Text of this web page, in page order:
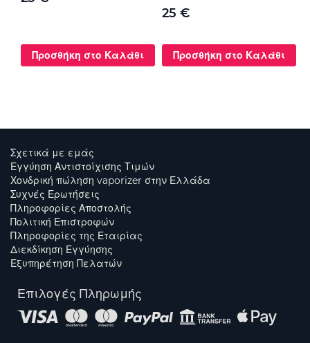
Προσθήκη στο Καλάθι
25 €
Προσθήκη στο Καλάθι
Σχετικά με εμάς
Εγγύηση Αντιστοίχισης Τιμών
Χονδρική πώληση vaporizer στην Ελλάδα
Συχνές Ερωτήσεις
Πληροφορίες Αποστολής
Πολιτική Επιστροφών
Πληροφορίες της Εταιρίας
Διεκδίκηση Εγγύησης
Εξυπηρέτηση Πελατών
Επιλογές Πληρωμής